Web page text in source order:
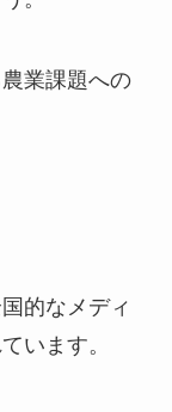
業課題への
的なメディ
います。